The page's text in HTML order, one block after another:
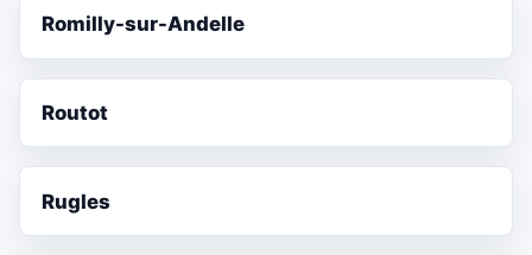
Romilly-sur-Andelle
Routot
Rugles